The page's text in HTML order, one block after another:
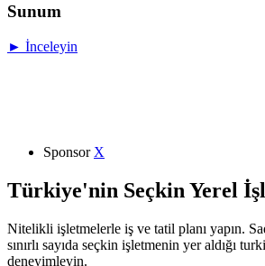
Sunum
► İnceleyin
Sponsor X
Türkiye'nin Seçkin Yerel
Nitelikli işletmelerle iş ve tatil planı yapın.
sınırlı sayıda seçkin işletmenin yer aldığı
deneyimleyin.